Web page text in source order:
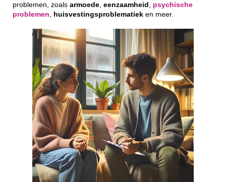
problemen, zoals armoede eenzaamheid
psychische
problemen
huisvestingsproblematiek en meer.